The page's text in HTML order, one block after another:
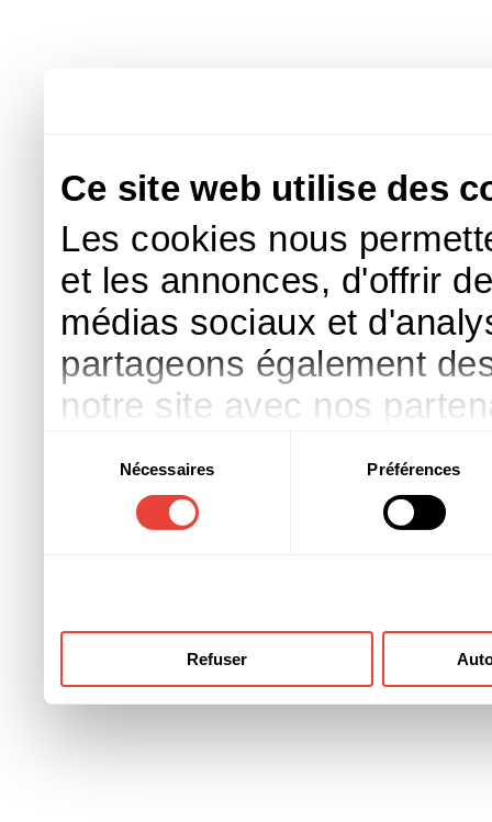
Ce site web utilise des
Les cookies nous
et les annonces, d'offrir
médias sociaux et
partageons également
notre site avec nos
d'autres informations
ont collectées lors de
consentement
Nécessaires Préférences
Refuser